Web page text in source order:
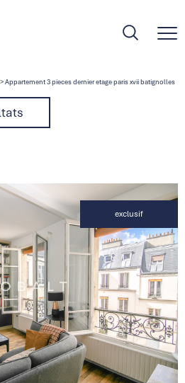
Appartement 3 pieces dernier etage paris xvii batignolles
exclusif